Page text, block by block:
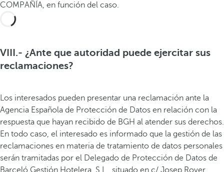
COMPAÑÍA, en función del caso.
VIII.- ¿Ante que autoridad puede ejercitar sus
reclamaciones?
Los interesados pueden presentar una reclamación ante la
Agencia Española de Protección de Datos en relación con la
respuesta que hayan recibido de BGH al atender sus derechos.
En todo caso, el interesado es informado que la gestión de las
reclamaciones en materia de tratamiento de datos personales
serán tramitadas por el Delegado de Protección de Datos de
Barceló Gestión Hotelera, S.L., situado en c/ Josep Rover